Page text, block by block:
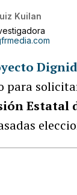
Kuilan
para
Estatal